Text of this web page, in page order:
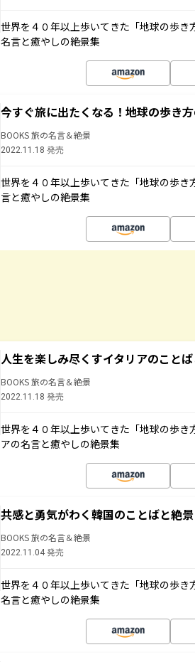
世界を４０年以上歩いてきた「地球の歩
名言と癒やしの絶景集
今すぐ旅に出たくなる！地球の歩き
BOOKS 旅の名言＆絶景
2022.11.18 発売
世界を４０年以上歩いてきた「地球の歩
言と癒やしの絶景集
人生を楽しみ尽くすイタリアのこと
BOOKS 旅の名言＆絶景
2022.11.18 発売
世界を４０年以上歩いてきた「地球の歩き
アの名言と癒やしの絶景集
共感と勇気がわく韓国のことばと絶
BOOKS 旅の名言＆絶景
2022.11.04 発売
世界を４０年以上歩いてきた「地球の歩
名言と癒やしの絶景集